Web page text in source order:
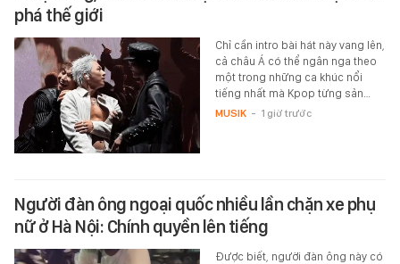
phá thế giới
Chỉ cần intro bài hát này vang lên,
cả châu Á có thể ngân nga theo
một trong những ca khúc nổi
tiếng nhất mà Kpop từng sản…
MUSIK - 1 giờ trước
Người đàn ông ngoại quốc nhiều lần chặn xe phụ
nữ ở Hà Nội: Chính quyền lên tiếng
Được biết, người đàn ông này có